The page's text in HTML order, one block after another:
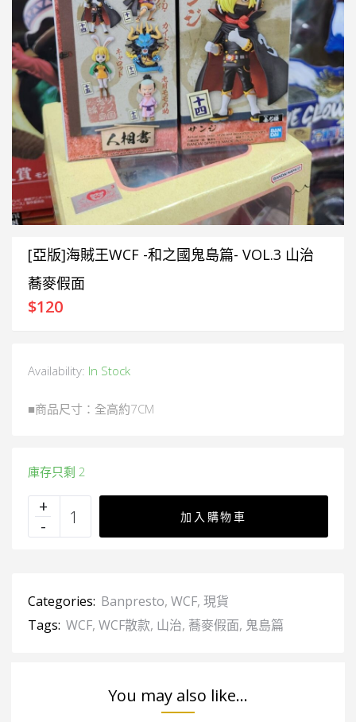
[亞版]海賊王WCF -和之國鬼島篇- VOL.3 山治
蕎麥假面
$120
Availability: In Stock
■商品尺寸：全高約7CM
庫存只剩 2
加入購物車
Categories: Banpresto, WCF, 現貨
Tags: WCF, WCF散款, 山治, 蕎麥假面, 鬼島篇
You may also like...